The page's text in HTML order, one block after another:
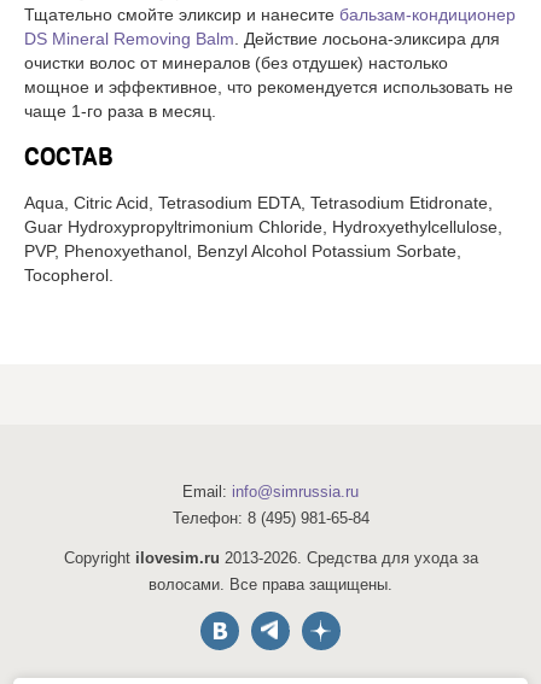
Тщательно смойте эликсир и нанесите бальзам-кондиционер
DS Mineral Removing Balm . Действие лосьона-эликсира для
очистки волос от минералов (без отдушек) настолько
мощное и эффективное, что рекомендуется использовать не
чаще 1-го раза в месяц.
СОСТАВ
Aqua, Citric Acid, Tetrasodium EDTA, Tetrasodium Etidronate,
Guar Hydroxypropyltrimonium Chloride, Hydroxyethylcellulose,
PVP, Phenoxyethanol, Benzyl Alcohol Potassium Sorbate,
Tocopherol.
Email: info@simrussia.ru
Телефон: 8 (495) 981-65-84
Copyright ilovesim.ru 2013-2026. Средства для ухода за
волосами. Все права защищены.